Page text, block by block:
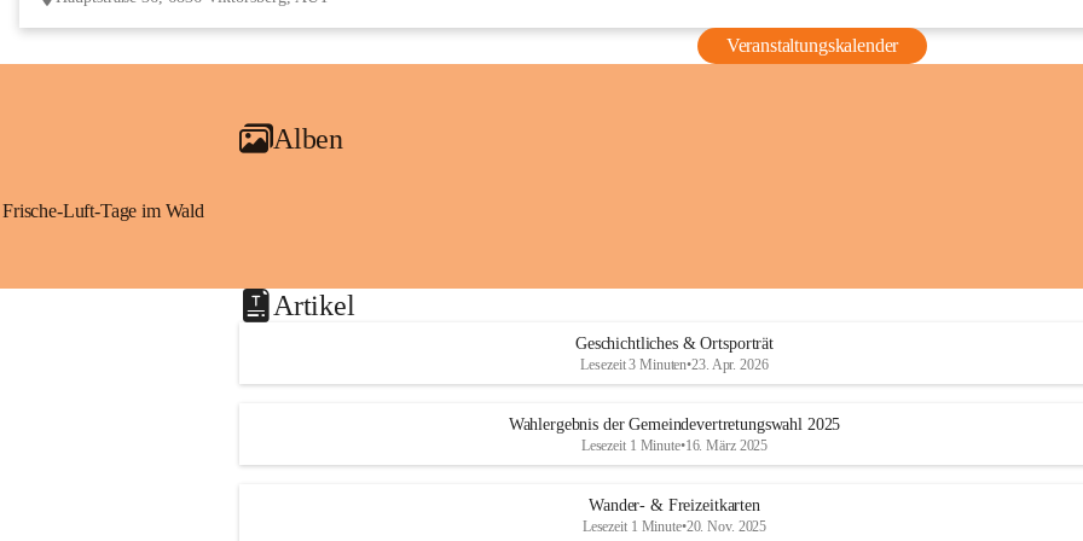
Veranstaltungskalender
Alben
Frische-Luft-Tage im Wald
Artikel
Geschichtliches & Ortsporträt
Lesezeit 3 Minuten•23. Apr. 2026
Wahlergebnis der Gemeindevertretungswahl 2025
Lesezeit 1 Minute•16. März 2025
Wander- & Freizeitkarten
Lesezeit 1 Minute•20. Nov. 2025